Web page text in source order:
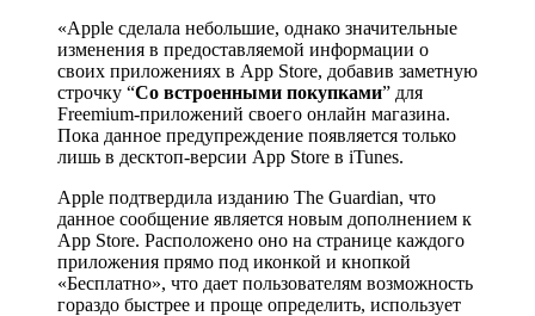
«Apple сделала небольшие, однако значительные
изменения в предоставляемой информации о
своих приложениях в App Store, добавив заметную
строчку “Со встроенными покупками” для
Freemium-приложений своего онлайн магазина.
Пока данное предупреждение появляется только
лишь в десктоп-версии App Store в iTunes.
Apple подтвердила изданию The Guardian, что
данное сообщение является новым дополнением к
App Store. Расположено оно на странице каждого
приложения прямо под иконкой и кнопкой
«Бесплатно», что дает пользователям возможность
гораздо быстрее и проще определить, использует